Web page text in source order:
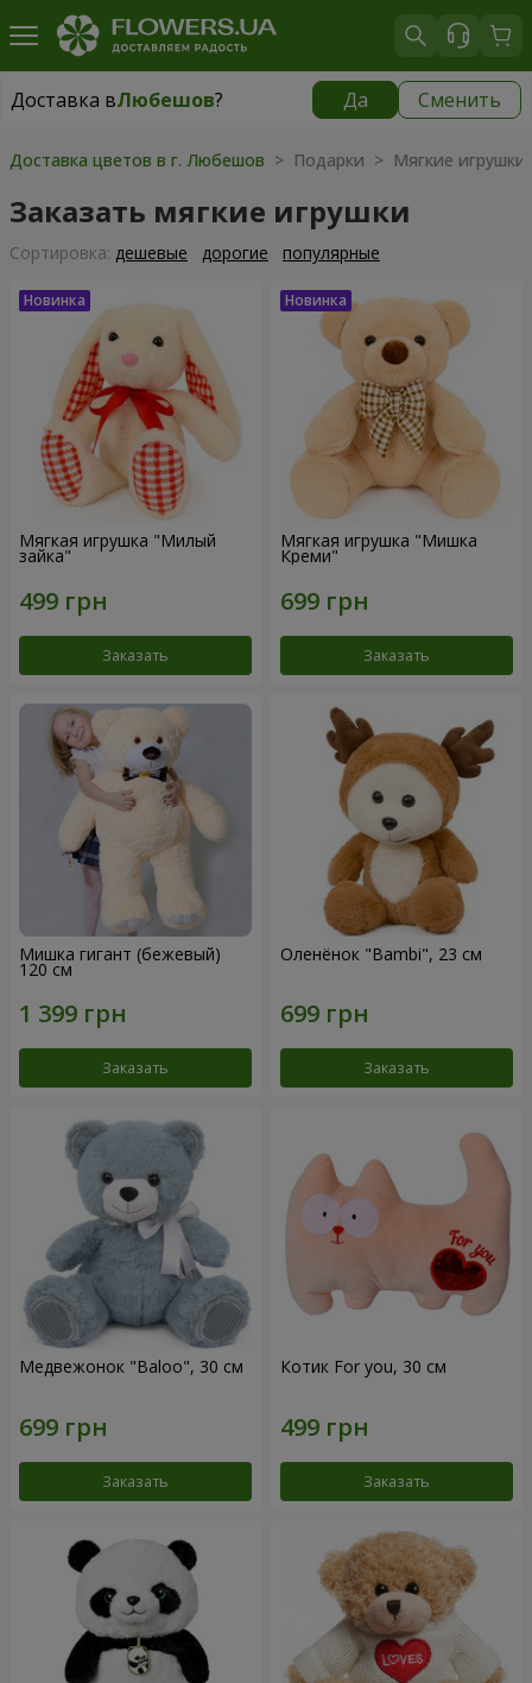
Доставка вЛюбешов? Да Сменить
Доставка вЛюбешов|
Доставка цветов в г. Любешов > Подарки > Мягкие игрушки
Заказать мягкие игрушки
Cортировка: дешевые дорогие популярные
Мягкая игрушка "Милый
зайка"
Заказать
Мягкая игрушка "Мишка
Креми"
Заказать
Мишка гигант (бежевый)
120 см
Заказать
Оленёнок "Bambi", 23 см
Заказать
Медвежонок "Baloo", 30 см
Заказать
Котик For you, 30 см
Заказать